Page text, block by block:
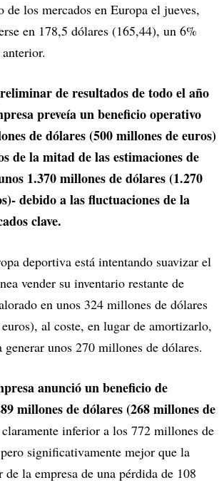
de los mercados en Europa el jueves,
en 178,5 dólares (165,44), un 6%
de resultados de todo el año
preveía un beneficio operativo
de dólares (500 millones de euros)
de la mitad de las estimaciones de
1.370 millones de dólares (1.270
debido a las fluctuaciones de la
clave.
deportiva está intentando suavizar el
vender su inventario restante de
en unos 324 millones de dólares
al coste, en lugar de amortizarlo,
generar unos 270 millones de dólares.
anunció un beneficio de
millones de dólares (268 millones de
inferior a los 772 millones de
significativamente mejor que la
la empresa de una pérdida de 108